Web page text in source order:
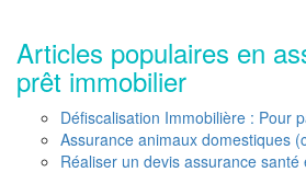
Articles populaires en
prêt immobilier
Défiscalisation Immobilière : Pour
Assurance animaux domestiques
Réaliser un devis assurance santé